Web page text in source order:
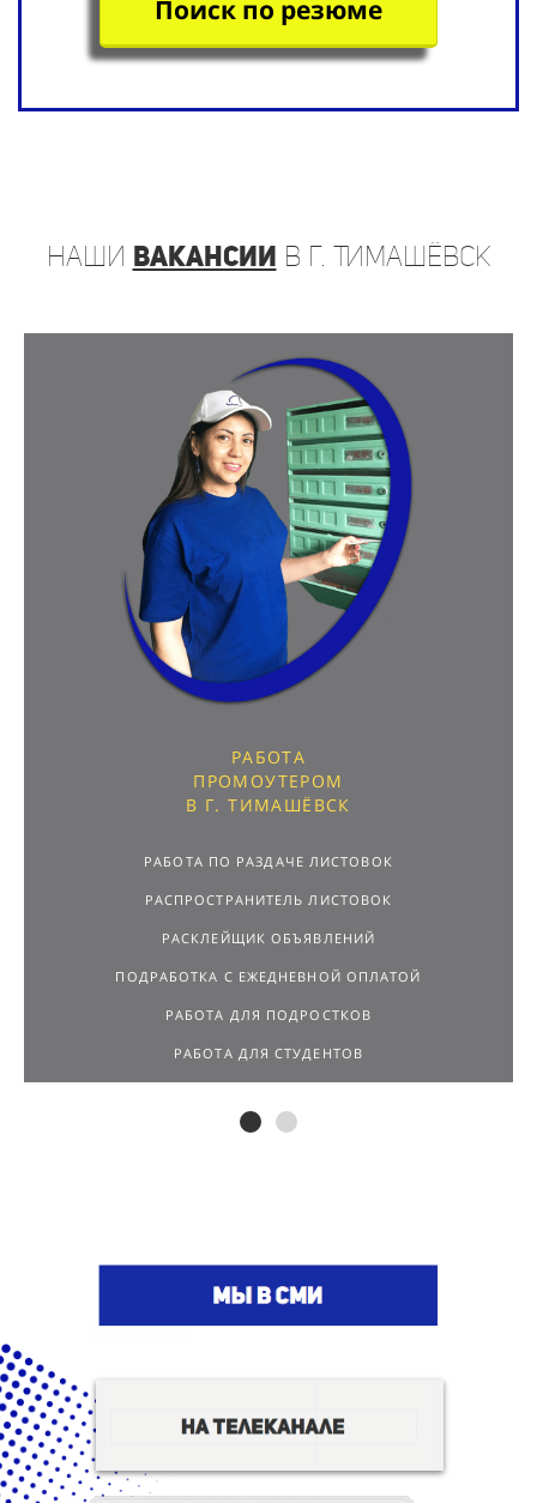
Поиск по резюме
наши вакансии в г. Тимашёвск
РАБОТА
ПРОМОУТЕРОМ
В Г. ТИМАШЁВСК
РАБОТА ПО РАЗДАЧЕ ЛИСТОВОК
РАСПРОСТРАНИТЕЛЬ ЛИСТОВОК
РАСКЛЕЙЩИК ОБЪЯВЛЕНИЙ
ПОДРАБОТКА С ЕЖЕДНЕВНОЙ ОПЛАТОЙ
РАБОТА ДЛЯ ПОДРОСТКОВ
РАБОТА ДЛЯ СТУДЕНТОВ